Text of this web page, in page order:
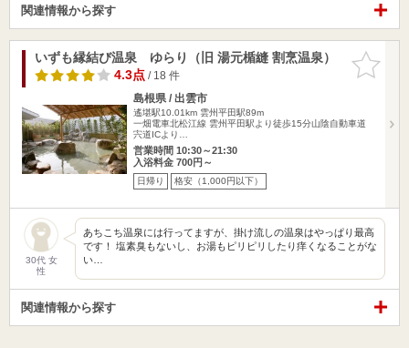
関連情報から探す
お気に入
りに追加
いずも縁結び温泉 ゆらり（旧 湯元楯縫 割烹温泉）
4.3点/ 18 件
島根県 / 出雲市
遙堪駅10.01km 雲州平田駅89m
一畑電車北松江線 雲州平田駅より徒歩15分山陰自動車道
宍道ICより…
営業時間 10:30～21:30
入浴料金 700円～
日帰り 格安（1,000円以下）
30代 女
性
あちこち温泉には行ってますが、掛け流しの温泉はやっぱり最高
です！ 塩素臭もないし、お湯もピリピリしたり痒くなることがな
い…
関連情報から探す